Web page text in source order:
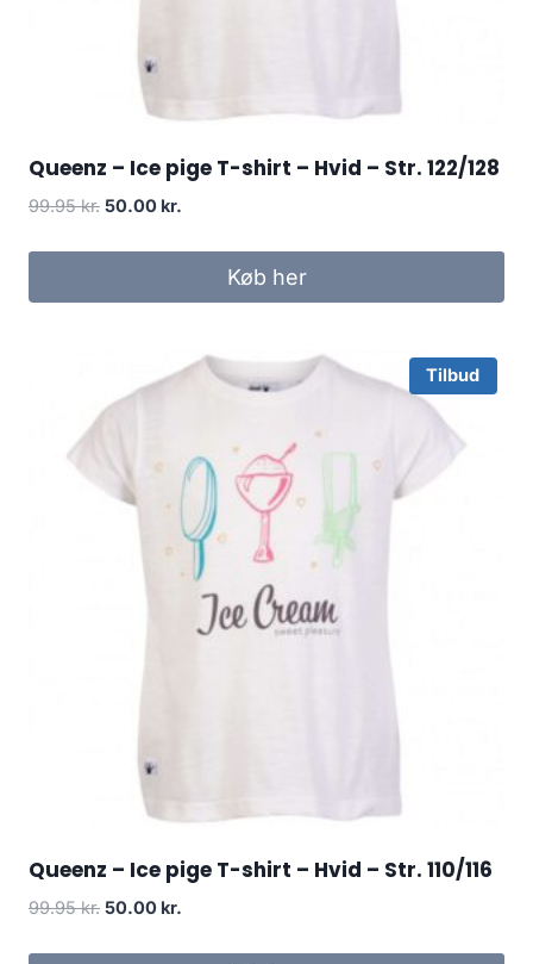
Queenz – Ice pige T-shirt – Hvid – Str. 122/128
99.95kr. Original
50.00 kr.
50.00 kr..Køb her
Tilbud
Queenz – Ice pige T-shirt – Hvid – Str. 110/116
99.95kr. Original
50.00 kr.